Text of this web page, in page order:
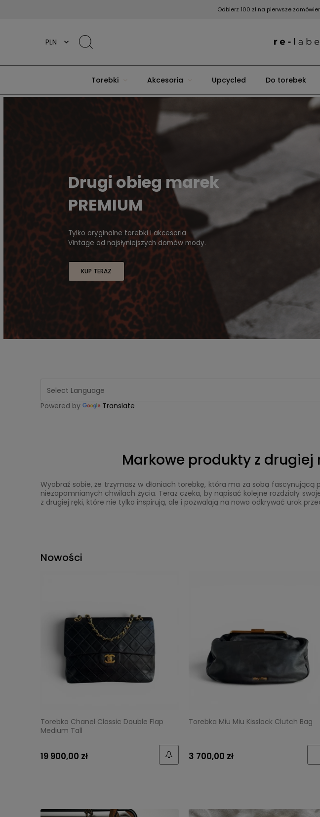
Odbierz 100 zł na pierwsze
Torebki Akcesoria Upcycled Do torebek
Drugi obieg marek
PREMIUM
Tylko oryginalne torebki i akcesoria
Vintage od najsłyniejszych domów mody.
KUP TERAZ
Powered by Translate
Markowe produkty z
Wyobraź sobie, że trzymasz w dłoniach torebkę, która ma za sobą
niezapomnianych chwilach życia. Teraz czeka, by napisać kolejne rozdziały
z drugiej ręki, które nie tylko inspirują, ale i pozwalają na nowo odkrywać urok
Nowości
Torebka Chanel Classic Double Flap
Medium Tall
19 900,00 zł
Torebka Miu Miu Kisslock Clutch Bag
3 700,00 zł